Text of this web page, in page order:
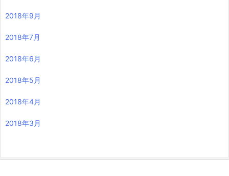
2018年9月
2018年7月
2018年6月
2018年5月
2018年4月
2018年3月